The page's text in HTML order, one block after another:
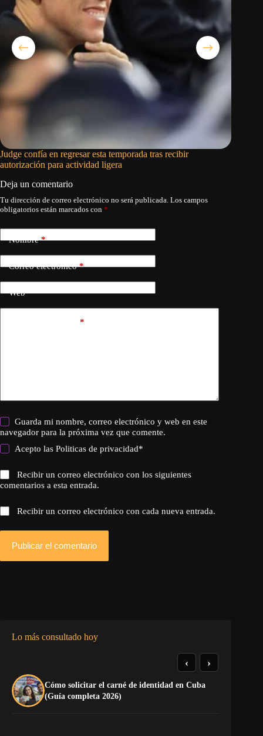
Judge confía en regresar esta temporada tras recibir
autorización para actividad ligera
Deja un comentario
Tu dirección de correo electrónico no será publicada. Los campos
obligatorios están marcados con *
Nombre*
Correo electrónico*
Web
*
Guarda mi nombre, correo electrónico y web en este
navegador para la próxima vez que comente.
Acepto lasPoliticas de privacidad*
Recibir un correo electrónico con los siguientes
comentarios a esta entrada.
Recibir un correo electrónico con cada nueva entrada.
Publicar el comentario
Lo más consultado hoy
Cómo solicitar el carné de identidad en Cuba
(Guía completa 2026)
‹ ›